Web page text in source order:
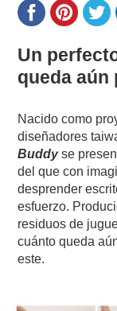
Un
queda aún
Nacido como
diseñadores
Buddyse
del que con
desprender
esfuerzo.
residuos de
cuánto queda
este.